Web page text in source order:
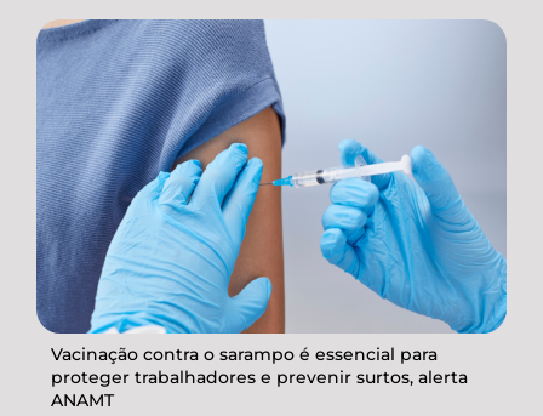
Vacinação contra o sarampo é essencial para
proteger trabalhadores e prevenir surtos, alerta
ANAMT